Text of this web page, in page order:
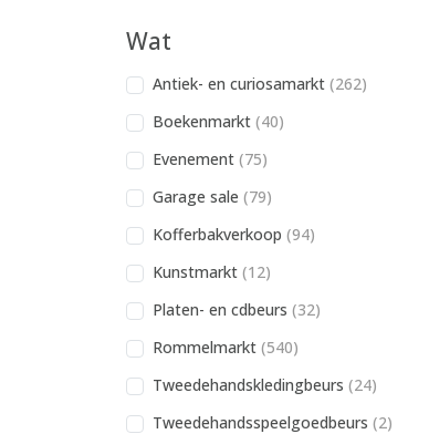
Wat
Antiek- en curiosamarkt (262)
Boekenmarkt (40)
Evenement (75)
Garage sale (79)
Kofferbakverkoop (94)
Kunstmarkt (12)
Platen- en cdbeurs (32)
Rommelmarkt (540)
Tweedehandskledingbeurs (24)
Tweedehandsspeelgoedbeurs (2)